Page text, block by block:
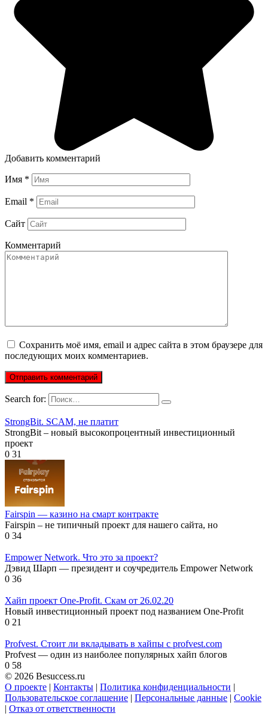
Добавить комментарий
Имя *
Email *
Сайт
Комментарий
Сохранить моё имя, email и адрес сайта в этом браузере для
последующих моих комментариев.
Search for:
StrongBit. SCAM, не платит
StrongBit – новый высокопроцентный инвестиционный
проект
0 31
Fairspin — казино на смарт контракте
Fairspin – не типичный проект для нашего сайта, но
0 34
Empower Network. Что это за проект?
Дэвид Шарп — президент и соучредитель Empower Network
0 36
Хайп проект One-Profit. Скам от 26.02.20
Новый инвестиционный проект под названием One-Profit
0 21
Profvest. Стоит ли вкладывать в хайпы с profvest.com
Profvest — один из наиболее популярных хайп блогов
0 58
© 2026 Besuccess.ru
О проекте | Контакты | Политика конфиденциальности |
Пользовательское соглашение | Персональные данные | Cookie
| Отказ от ответственности